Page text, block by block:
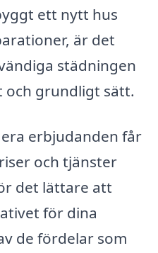
ett nytt hus
är det
städningen
grundligt sätt.
erbjudanden får
och tjänster
det lättare att
för dina
de fördelar som